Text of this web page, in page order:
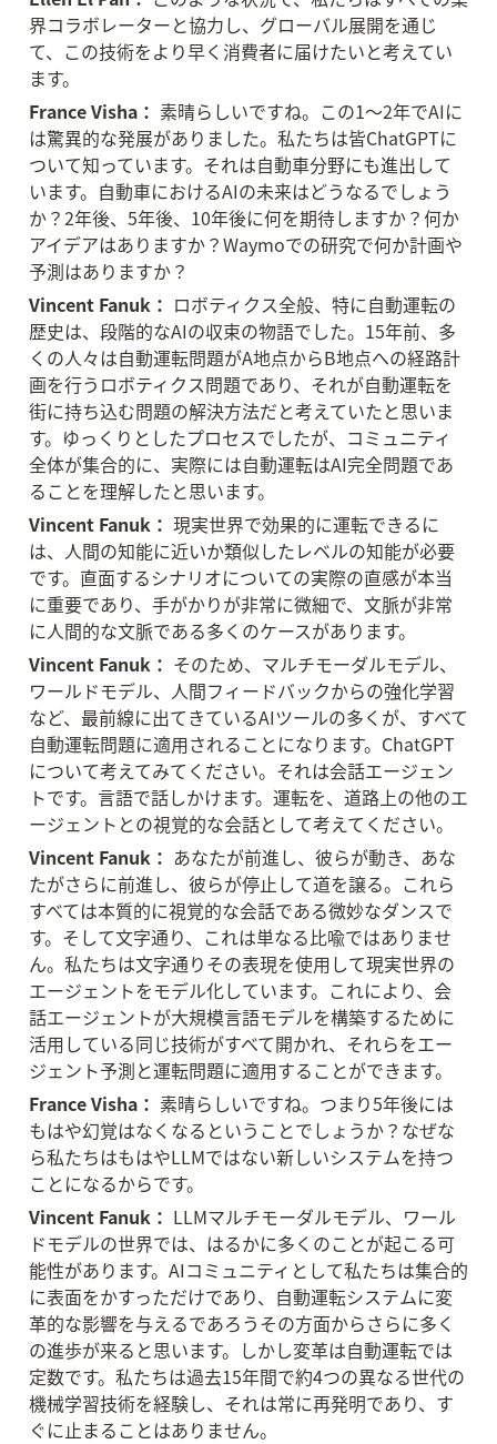
界コラボレーターと協力し、グローバル展開を通じ
て、この技術をより早く消費者に届けたいと考えてい
ます。
France Visha： 素晴らしいですね。この1〜2年でAIに
は驚異的な発展がありました。私たちは皆ChatGPTに
ついて知っています。それは自動車分野にも進出して
います。自動車におけるAIの未来はどうなるでしょう
か？2年後、5年後、10年後に何を期待しますか？何か
アイデアはありますか？Waymoでの研究で何か計画や
予測はありますか？
Vincent Fanuk： ロボティクス全般、特に自動運転の
歴史は、段階的なAIの収束の物語でした。15年前、多
くの人々は自動運転問題がA地点からB地点への経路計
画を行うロボティクス問題であり、それが自動運転を
街に持ち込む問題の解決方法だと考えていたと思いま
す。ゆっくりとしたプロセスでしたが、コミュニティ
全体が集合的に、実際には自動運転はAI完全問題であ
ることを理解したと思います。
Vincent Fanuk： 現実世界で効果的に運転できるに
は、人間の知能に近いか類似したレベルの知能が必要
です。直面するシナリオについての実際の直感が本当
に重要であり、手がかりが非常に微細で、文脈が非常
に人間的な文脈である多くのケースがあります。
Vincent Fanuk： そのため、マルチモーダルモデル、
ワールドモデル、人間フィードバックからの強化学習
など、最前線に出てきているAIツールの多くが、すべて
自動運転問題に適用されることになります。ChatGPT
について考えてみてください。それは会話エージェン
トです。言語で話しかけます。運転を、道路上の他のエ
ージェントとの視覚的な会話として考えてください。
Vincent Fanuk： あなたが前進し、彼らが動き、あな
たがさらに前進し、彼らが停止して道を譲る。これら
すべては本質的に視覚的な会話である微妙なダンスで
す。そして文字通り、これは単なる比喩ではありませ
ん。私たちは文字通りその表現を使用して現実世界の
エージェントをモデル化しています。これにより、会
話エージェントが大規模言語モデルを構築するために
活用している同じ技術がすべて開かれ、それらをエー
ジェント予測と運転問題に適用することができます。
France Visha： 素晴らしいですね。つまり5年後には
もはや幻覚はなくなるということでしょうか？なぜな
ら私たちはもはやLLMではない新しいシステムを持つ
ことになるからです。
Vincent Fanuk： LLMマルチモーダルモデル、ワール
ドモデルの世界では、はるかに多くのことが起こる可
能性があります。AIコミュニティとして私たちは集合的
に表面をかすっただけであり、自動運転システムに変
革的な影響を与えるであろうその方面からさらに多く
の進歩が来ると思います。しかし変革は自動運転では
定数です。私たちは過去15年間で約4つの異なる世代の
機械学習技術を経験し、それは常に再発明であり、す
ぐに止まることはありません。